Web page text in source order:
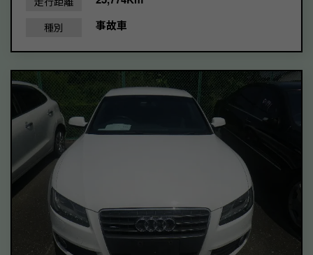
種別 事故車